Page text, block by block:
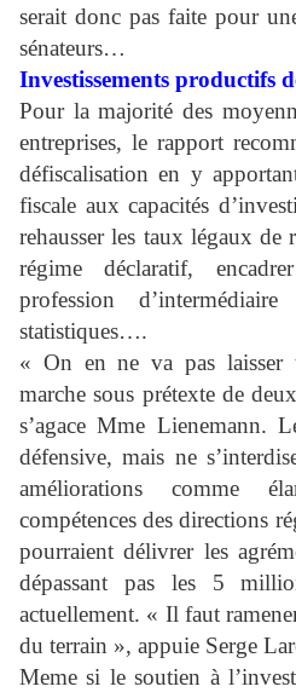
serait donc pas faite pour
sénateurs…
Investissements productifs
Pour la majorité des
entreprises, le rapport
défiscalisation en y
fiscale aux capacités
rehausser les taux légaux de
régime déclaratif,
profession
statistiques….
« On en ne va pas laisser
marche sous prétexte de
s’agace Mme Lienemann.
défensive, mais ne
améliorations comme
compétences des directions
pourraient délivrer les
dépassant pas les 5
actuellement. « Il faut
du terrain », appuie Serge
Meme si le soutien à